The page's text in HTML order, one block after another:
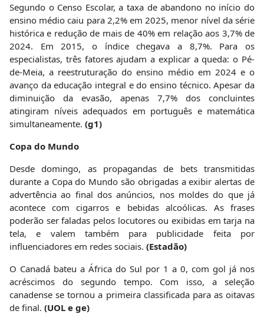
Segundo o Censo Escolar, a taxa de abandono no início do
ensino médio caiu para 2,2% em 2025, menor nível da série
histórica e redução de mais de 40% em relação aos 3,7% de
2024. Em 2015, o índice chegava a 8,7%. Para os
especialistas, três fatores ajudam a explicar a queda: o Pé-
de-Meia, a reestruturação do ensino médio em 2024 e o
avanço da educação integral e do ensino técnico. Apesar da
diminuição da evasão, apenas 7,7% dos concluintes
atingiram níveis adequados em português e matemática
simultaneamente. (g1)
Copa do Mundo
Desde domingo, as propagandas de bets transmitidas
durante a Copa do Mundo são obrigadas a exibir alertas de
advertência ao final dos anúncios, nos moldes do que já
acontece com cigarros e bebidas alcoólicas. As frases
poderão ser faladas pelos locutores ou exibidas em tarja na
tela, e valem também para publicidade feita por
influenciadores em redes sociais. (Estadão)
O Canadá bateu a África do Sul por 1 a 0, com gol já nos
acréscimos do segundo tempo. Com isso, a seleção
canadense se tornou a primeira classificada para as oitavas
de final. (UOL e ge)